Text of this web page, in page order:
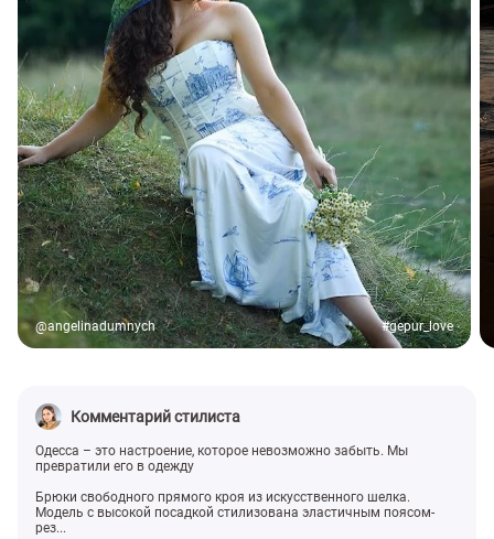
@angelinadumnych #gepur_love
Комментарий стилиста
Одесса – это настроение, которое невозможно забыть. Мы
превратили его в одежду
Брюки свободного прямого кроя из искусственного шелка.
Модель с высокой посадкой стилизована эластичным поясом-
рез...